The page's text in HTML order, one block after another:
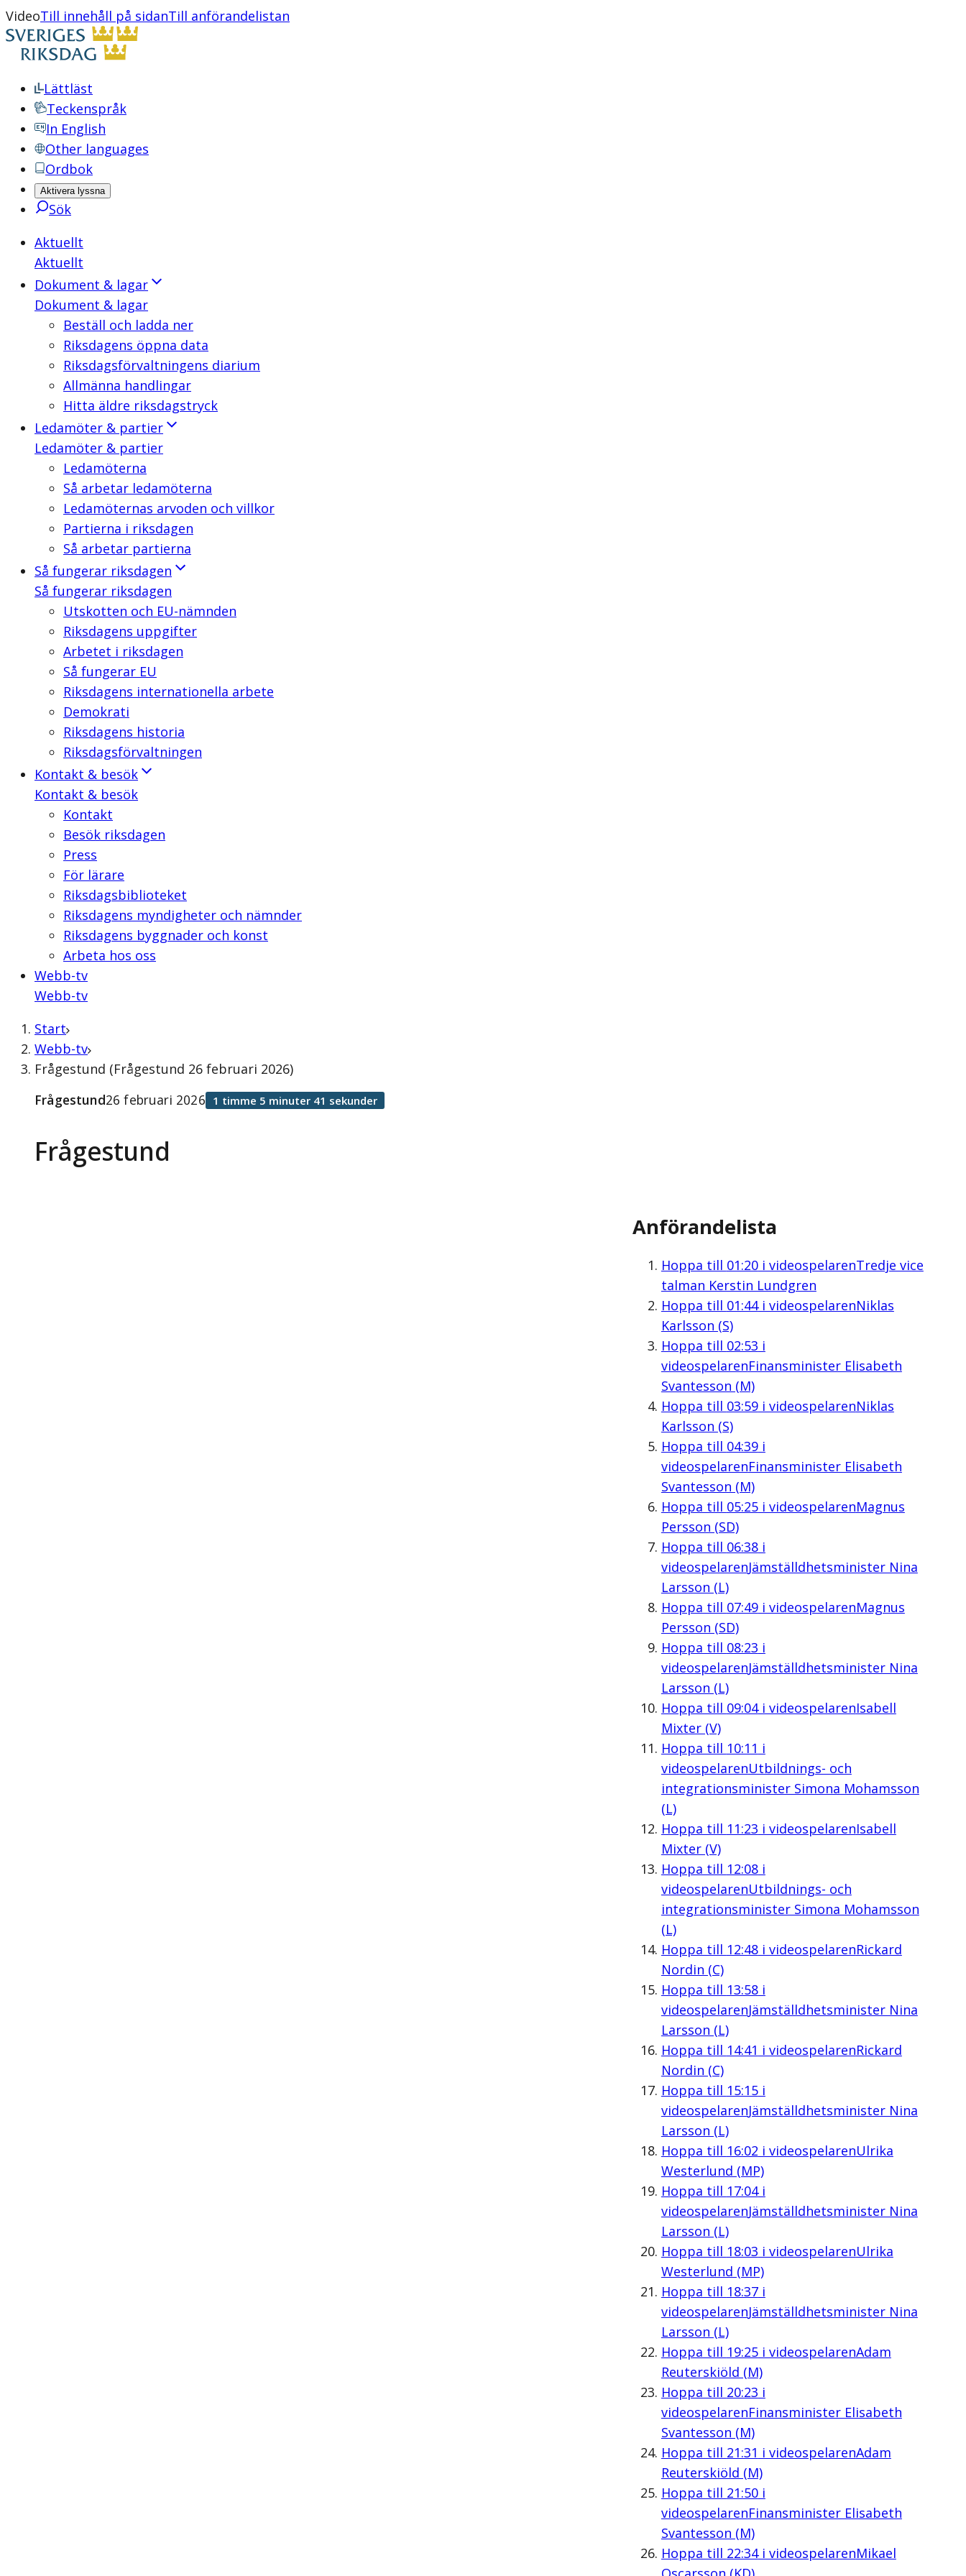
VideoTill innehåll på sidanTill anförandelistan
Lättläst
Teckenspråk
In English
Other languages
Ordbok
Aktivera lyssna
Sök
Aktuellt
Aktuellt
Dokument & lagar
Dokument & lagar
Beställ och ladda ner
Riksdagens öppna data
Riksdagsförvaltningens diarium
Allmänna handlingar
Hitta äldre riksdagstryck
Ledamöter & partier
Ledamöter & partier
Ledamöterna
Så arbetar ledamöterna
Ledamöternas arvoden och villkor
Partierna i riksdagen
Så arbetar partierna
Så fungerar riksdagen
Så fungerar riksdagen
Utskotten och EU-nämnden
Riksdagens uppgifter
Arbetet i riksdagen
Så fungerar EU
Riksdagens internationella arbete
Demokrati
Riksdagens historia
Riksdagsförvaltningen
Kontakt & besök
Kontakt & besök
Kontakt
Besök riksdagen
Press
För lärare
Riksdagsbiblioteket
Riksdagens myndigheter och nämnder
Riksdagens byggnader och konst
Arbeta hos oss
Webb-tv
Webb-tv
Start
Webb-tv
Frågestund (Frågestund 26 februari 2026)
Frågestund
Frågestund26 februari 2026 1 timme 5 minuter 41 sekunder
Anförandelista
Hoppa till 01:20i videospelarenTredje vice
talman Kerstin Lundgren
Hoppa till 01:44i videospelarenNiklas
Karlsson (S)
Hoppa till 02:53 i
videospelarenFinansminister Elisabeth
Svantesson (M)
Hoppa till 03:59i videospelarenNiklas
Karlsson (S)
Hoppa till 04:39i
videospelarenFinansminister Elisabeth
Svantesson (M)
Hoppa till 05:25i videospelarenMagnus
Persson (SD)
Hoppa till 06:38i
videospelarenJämställdhetsminister Nina
Larsson (L)
Hoppa till 07:49i videospelarenMagnus
Persson (SD)
Hoppa till 08:23 i
videospelarenJämställdhetsminister Nina
Larsson (L)
Hoppa till 09:04i videospelarenIsabell
Mixter (V)
Hoppa till 10:11 i
videospelarenUtbildnings- och
integrationsminister Simona Mohamsson
(L)
Hoppa till 11:23 i videospelarenIsabell
Mixter (V)
Hoppa till 12:08i
videospelarenUtbildnings- och
integrationsminister Simona Mohamsson
(L)
Hoppa till 12:48i videospelarenRickard
Nordin (C)
Hoppa till 13:58i
videospelarenJämställdhetsminister Nina
Larsson (L)
Hoppa till 14:41 i videospelarenRickard
Nordin (C)
Hoppa till 15:15i
videospelarenJämställdhetsminister Nina
Larsson (L)
Hoppa till 16:02 i videospelarenUlrika
Westerlund (MP)
Hoppa till 17:04i
videospelarenJämställdhetsminister Nina
Larsson (L)
Hoppa till 18:03 i videospelarenUlrika
Westerlund (MP)
Hoppa till 18:37i
videospelarenJämställdhetsminister Nina
Larsson (L)
Hoppa till 19:25i videospelarenAdam
Reuterskiöld (M)
Hoppa till 20:23 i
videospelarenFinansminister Elisabeth
Svantesson (M)
Hoppa till 21:31 i videospelarenAdam
Reuterskiöld (M)
Hoppa till 21:50i
videospelarenFinansminister Elisabeth
Svantesson (M)
Hoppa till 22:34i videospelarenMikael